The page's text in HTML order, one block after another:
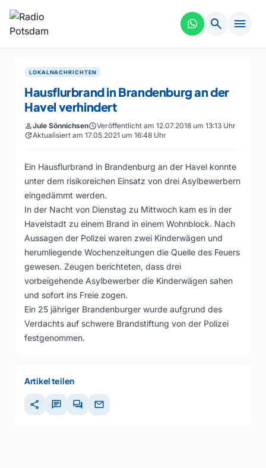
search menu
LOKALNACHRICHTEN
Hausflurbrand in Brandenburg an der
Havel verhindert
personJule SönnichsenscheduleVeröffentlicht am 12.07.2018 um 13:13 Uhr
updateAktualisiert am 17.05.2021 um 16:48 Uhr
Ein Hausflurbrand in Brandenburg an der Havel konnte
unter dem risikoreichen Einsatz von drei Asylbewerbern
eingedämmt werden.
In der Nacht von Dienstag zu Mittwoch kam es in der
Havelstadt zu einem Brand in einem Wohnblock. Nach
Aussagen der Polizei waren zwei Kinderwägen und
herumliegende Wochenzeitungen die Quelle des Feuers
gewesen. Zeugen berichteten, dass drei
vorbeigehende Asylbewerber die Kinderwägen sahen
und sofort ins Freie zogen.
Ein 25 jähriger Brandenburger wurde aufgrund des
Verdachts auf schwere Brandstiftung von der Polizei
festgenommen.
Artikel teilen
share chat forum mail